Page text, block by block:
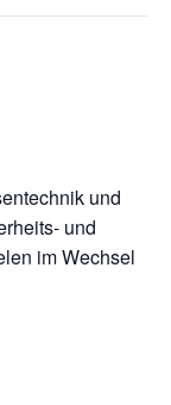
und
und
im Wechsel